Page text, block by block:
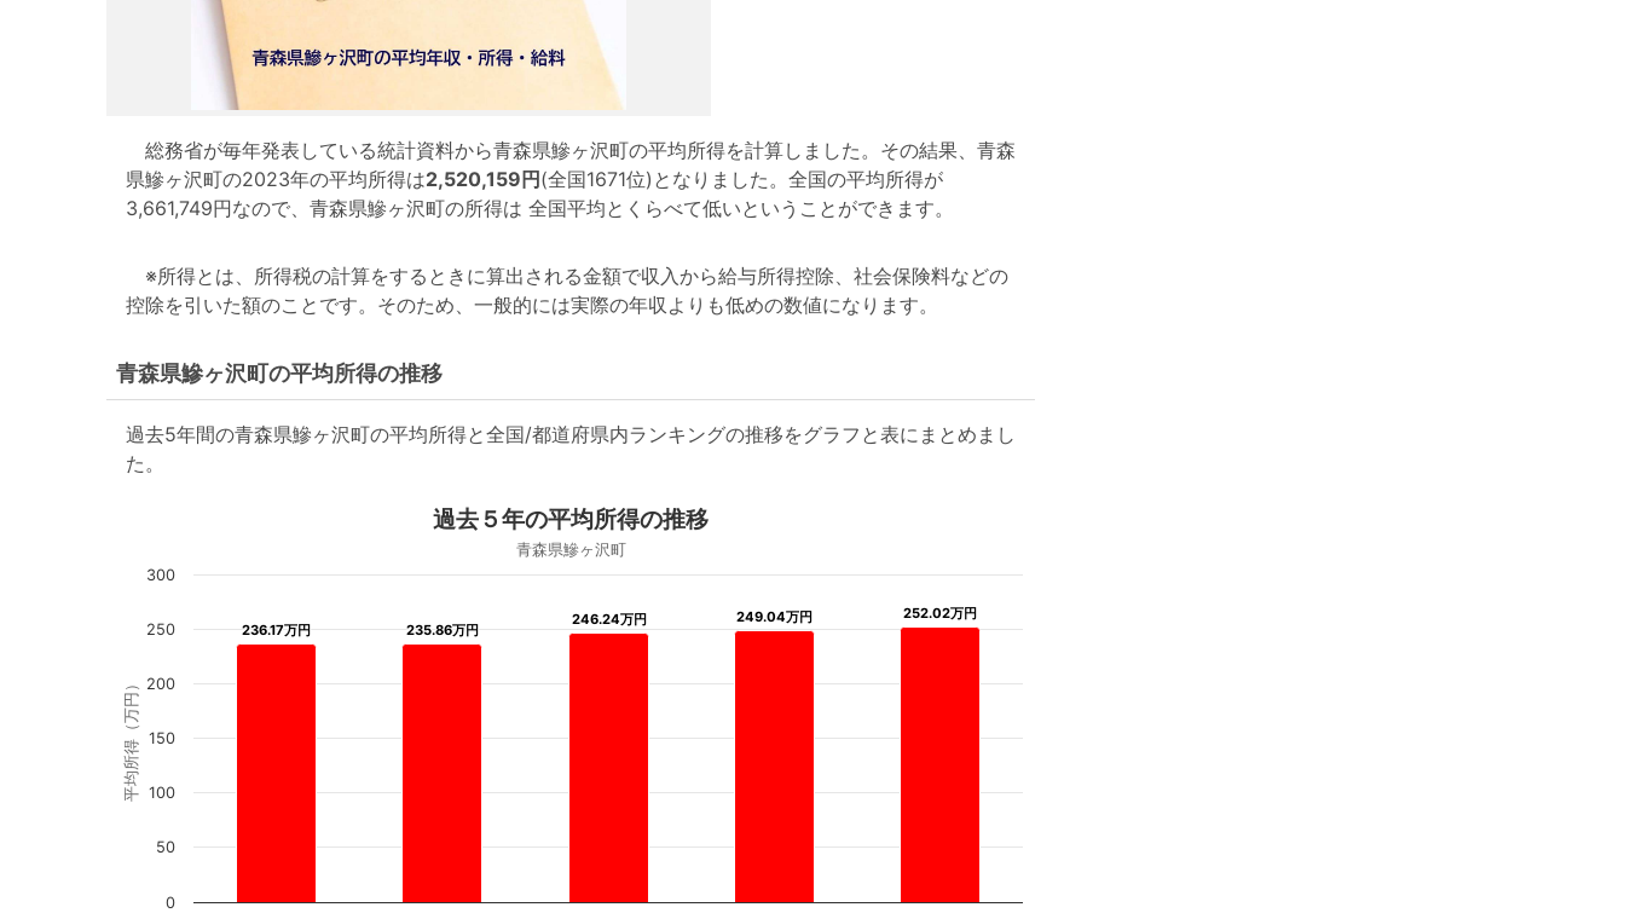
総務省が毎年発表している統計資料から青森県鰺ヶ沢町の平均所得を計算しました。その結果、青森
県鰺ヶ沢町の2023年の平均所得は2,520,159円(全国1671位)となりました。全国の平均所得が
3,661,749円なので、青森県鰺ヶ沢町の所得は 全国平均とくらべて低いということができます。
※所得とは、所得税の計算をするときに算出される金額で収入から給与所得控除、社会保険料などの
控除を引いた額のことです。そのため、一般的には実際の年収よりも低めの数値になります。
青森県鰺ヶ沢町の平均所得の推移
過去5年間の青森県鰺ヶ沢町の平均所得と全国/都道府県内ランキングの推移をグラフと表にまとめまし
た。
平均所得（万円）
過去５年の平均所得の推移
青森県鰺ヶ沢町
236.17万円
236.17万円 235.86万円
235.86万円
246.24万円
246.24万円 249.04万円
249.04万円 252.02万円
252.02万円
0
50
100
150
200
250
300